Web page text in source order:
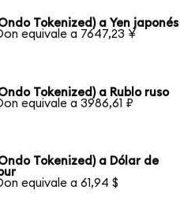
Tokenized) a Yen japonés
equivale a 7647,23 ¥
Tokenized) a Rublo ruso
equivale a 3986,61 ₽
Tokenized) a Dólar de
equivale a 61,94 $